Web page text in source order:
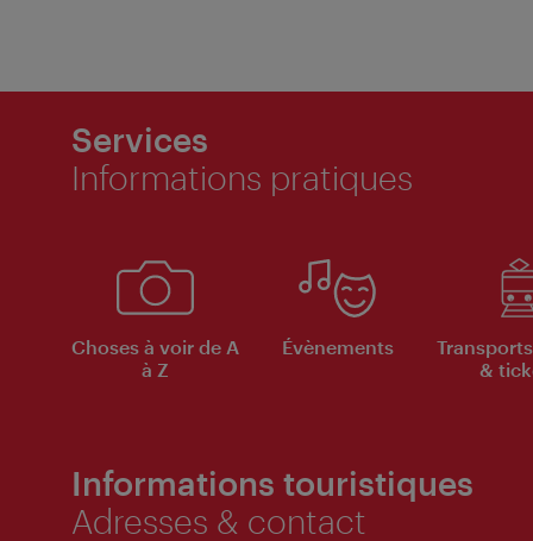
Services
Informations pratiques
Choses à voir de A
à Z
Évènements
&
Informations touristiques
Adresses & contact